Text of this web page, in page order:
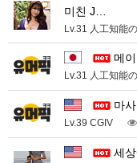
미친 J…
Lv.31 人工知能の
메
Lv.31 人工知能の
마
Lv.39 CGIV
세